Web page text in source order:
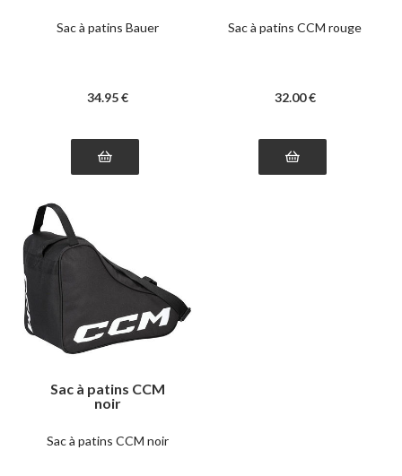
Sac à patins Bauer
34.95 €
Sac à patins CCM rouge
32.00 €
Sac à patins CCM
noir
Sac à patins CCM noir